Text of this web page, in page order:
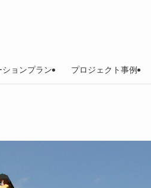
ションプラン プロジェクト事例